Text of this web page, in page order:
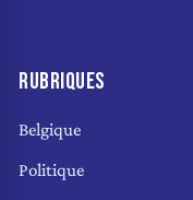
RUBRIQUES
Belgique
Politique